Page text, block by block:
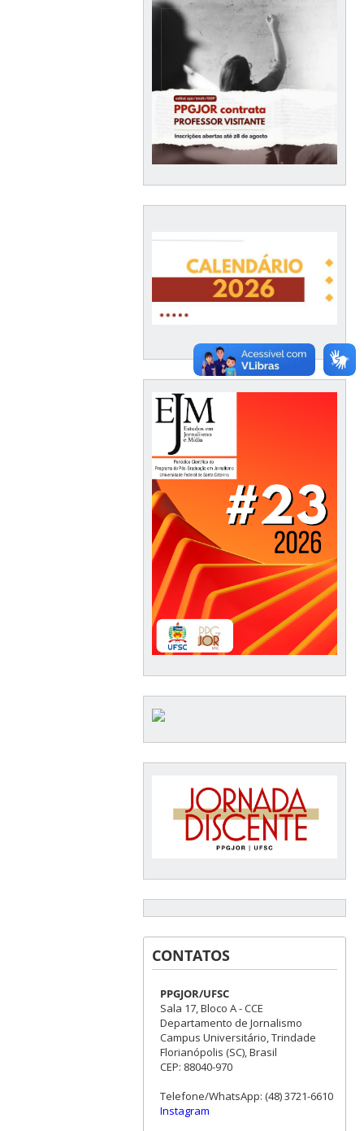
CONTATOS
PPGJOR/UFSC
Sala 17, Bloco A - CCE
Departamento de Jornalismo
Campus Universitário, Trindade
Florianópolis (SC), Brasil
CEP: 88040-970
Telefone/WhatsApp: (48) 3721-6610
Instagram